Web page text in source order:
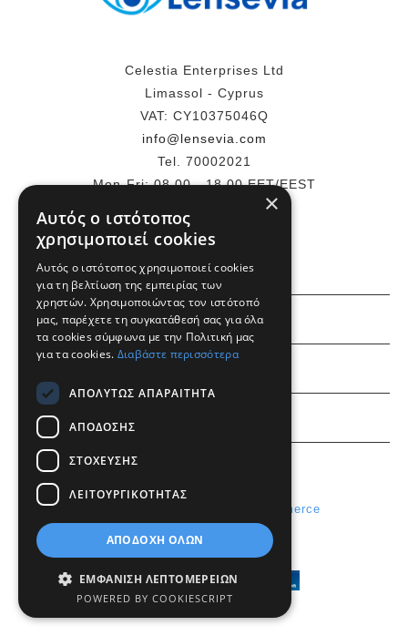
Celestia Enterprises Ltd
Limassol - Cyprus
VAT: CY10375046Q
info@lensevia.com
Tel. 70002021
Mon-Fri: 08.00 - 18.00 EET/EEST
ΠΕΡΙΣΣΌΤΕΡΑ
ΕΜΕΙΣ
nopCommerce
×
Αυτός ο ιστότοπος
χρησιμοποιεί cookies
Αυτός ο ιστότοπος χρησιμοποιεί cookies
για τη βελτίωση της εμπειρίας των
χρηστών. Χρησιμοποιώντας τον ιστότοπό
μας, παρέχετε τη συγκατάθεσή σας για όλα
τα cookies σύμφωνα με την Πολιτική μας
για τα cookies. Διαβάστε περισσότερα
ΑΠΟΛΎΤΩΣ ΑΠΑΡΑΊΤΗΤΑ
ΑΠΌΔΟΣΗΣ
ΣΤΌΧΕΥΣΗΣ
ΛΕΙΤΟΥΡΓΙΚΌΤΗΤΑΣ
ΑΠΟΔΟΧΉ ΌΛΩΝ
ΕΜΦΆΝΙΣΗ ΛΕΠΤΟΜΕΡΕΙΏΝ
POWERED BY COOKIESCRIPT